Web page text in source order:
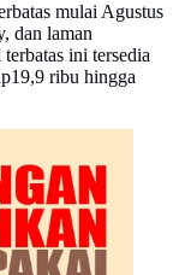
mulai Agustus
dan laman
ini tersedia
ribu hingga